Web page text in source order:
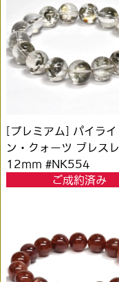
[プレミアム] パイライ
ン・クォーツ ブレス
12mm #NK554
ご成約済み